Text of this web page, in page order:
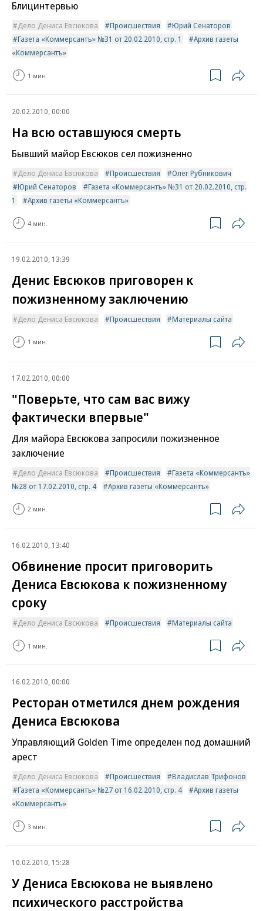
Блицинтервью
Дело Дениса Евсюкова Происшествия
Юрий Сенаторов
Газета «Коммерсантъ» №31 от 20.02.2010, стр. 1
Архив газеты
«Коммерсантъ»
1 мин.
20.02.2010, 00:00
На всю оставшуюся смерть
Бывший майор Евсюков сел пожизненно
Дело Дениса Евсюкова Происшествия
Олег Рубникович
Юрий Сенаторов
Газета «Коммерсантъ» №31 от 20.02.2010, стр.
1
Архив газеты «Коммерсантъ»
4 мин.
19.02.2010, 13:39
Денис Евсюков приговорен к
пожизненному заключению
Дело Дениса Евсюкова Происшествия Материалы сайта
1 мин.
17.02.2010, 00:00
"Поверьте, что сам вас вижу
фактически впервые"
Для майора Евсюкова запросили пожизненное
заключение
Дело Дениса Евсюкова Происшествия
Газета «Коммерсантъ»
№28 от 17.02.2010, стр. 4
Архив газеты «Коммерсантъ»
2 мин.
16.02.2010, 13:40
Обвинение просит приговорить
Дениса Евсюкова к пожизненному
сроку
Дело Дениса Евсюкова Происшествия Материалы сайта
1 мин.
16.02.2010, 00:00
Ресторан отметился днем рождения
Дениса Евсюкова
Управляющий Golden Time определен под домашний
арест
Дело Дениса Евсюкова Происшествия
Владислав Трифонов
Газета «Коммерсантъ» №27 от 16.02.2010, стр. 4
Архив газеты
«Коммерсантъ»
3 мин.
10.02.2010, 15:28
У Дениса Евсюкова не выявлено
психического расстройства